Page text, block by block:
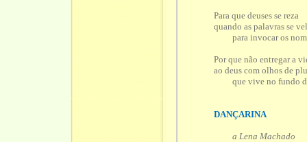
Para que deuses se reza
quando as palavras se
para invocar os
Por que não entregar a
ao deus com olhos de
que vive no fundo
DANÇARINA
a Lena Machado